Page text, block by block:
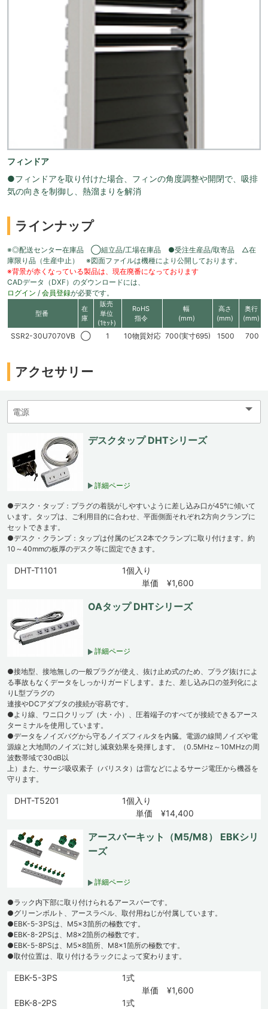
フィンドア
●フィンドアを取り付けた場合、フィンの角度調整や開閉で、吸排
気の向きを制御し、熱溜まりを解消
ラインナップ
※◎配送センター在庫品 ◯組立品/工場在庫品 ●受注生産品/取寄品 △在
庫限り品（生産中止） ※図面ファイルは機種により公開しております。
※背景が赤くなっている製品は、現在廃番になっております
CADデータ（DXF）のダウンロードには、
ログイン / 会員登録が必要です。
型番
在
庫
販売
単位
(1ｾｯﾄ)
RoHS
指令
幅
(mm)
高さ
(mm)
奥行
(mm)
SSR2-30U7070VB ◯ 1 10物質対応 700(実寸695) 1500 700
アクセサリー
デスクタップ DHTシリーズ
詳細ページ
●デスク・タップ：プラグの着脱がしやすいように差し込み口が45°に傾いて
います。タップは、ご利用目的に合わせ、平面側面それぞれ2方向クランプに
セットできます。
●デスク・クランプ：タップは付属のビス2本でクランプに取り付けます。約
10～40mmの板厚のデスク等に固定できます。
DHT-T1101
1個入り
単価 ¥1,600
OAタップ DHTシリーズ
詳細ページ
●接地型、接地無しの一般プラグが使え、抜け止め式のため、プラグ抜けによ
る事故もなくデータをしっかりガードします。また、差し込み口の並列化によ
りL型プラグの
連接やDCアダプタの接続が容易です。
●より線、ワニ口クリップ（大・小）、圧着端子のすべてが接続できるアース
ターミナルを使用しています。
●データをノイズバグから守るノイズフィルタを内臓。電源の線間ノイズや電
源線と大地間のノイズに対し減衰効果を発揮します。（0.5MHz～10MHzの周
波数帯域で30dB以
上）また、サージ吸収素子（バリスタ）は雷などによるサージ電圧から機器を
守ります。
DHT-T5201
1個入り
単価 ¥14,400
アースバーキット（M5/M8） EBKシリ
ーズ
詳細ページ
●ラック内下部に取り付けられるアースバーです。
●グリーンボルト、アースラベル、取付用ねじが付属しています。
●EBK-5-3PSは、M5×3箇所の極数です。
●EBK-8-2PSは、M8×2箇所の極数です。
●EBK-5-8PSは、M5×8箇所、M8×1箇所の極数です。
●取付位置は、取り付けるラックによって変わります。
EBK-5-3PS
1式
単価 ¥1,600
EBK-8-2PS
1式